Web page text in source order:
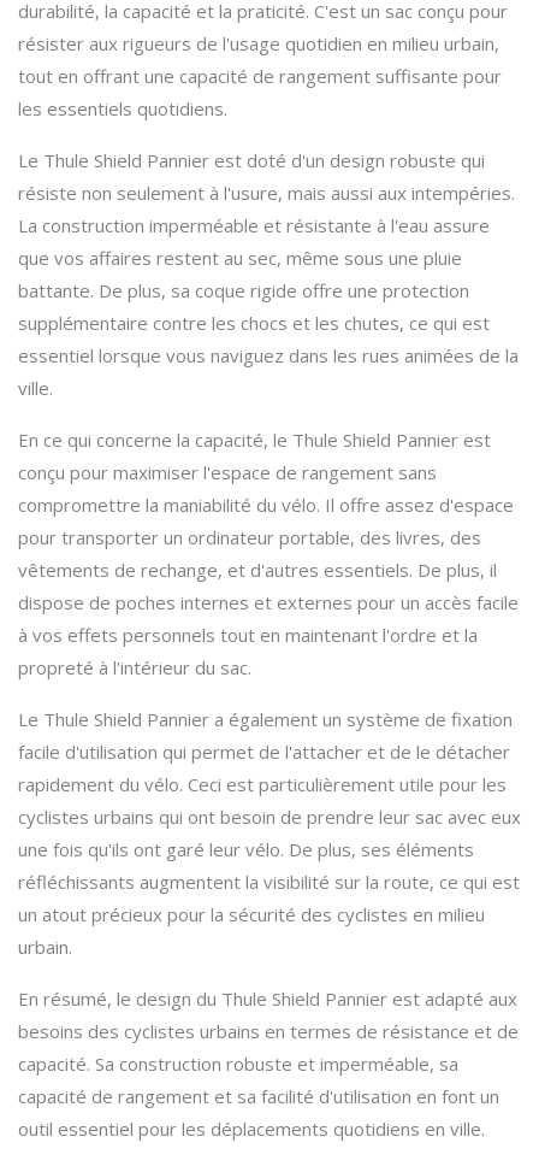
durabilité, la capacité et la praticité. C'est un sac conçu pour
résister aux rigueurs de l'usage quotidien en milieu urbain,
tout en offrant une capacité de rangement suffisante pour
les essentiels quotidiens.
Le Thule Shield Pannier est doté d'un design robuste qui
résiste non seulement à l'usure, mais aussi aux intempéries.
La construction imperméable et résistante à l'eau assure
que vos affaires restent au sec, même sous une pluie
battante. De plus, sa coque rigide offre une protection
supplémentaire contre les chocs et les chutes, ce qui est
essentiel lorsque vous naviguez dans les rues animées de la
ville.
En ce qui concerne la capacité, le Thule Shield Pannier est
conçu pour maximiser l'espace de rangement sans
compromettre la maniabilité du vélo. Il offre assez d'espace
pour transporter un ordinateur portable, des livres, des
vêtements de rechange, et d'autres essentiels. De plus, il
dispose de poches internes et externes pour un accès facile
à vos effets personnels tout en maintenant l'ordre et la
propreté à l'intérieur du sac.
Le Thule Shield Pannier a également un système de fixation
facile d'utilisation qui permet de l'attacher et de le détacher
rapidement du vélo. Ceci est particulièrement utile pour les
cyclistes urbains qui ont besoin de prendre leur sac avec eux
une fois qu'ils ont garé leur vélo. De plus, ses éléments
réfléchissants augmentent la visibilité sur la route, ce qui est
un atout précieux pour la sécurité des cyclistes en milieu
urbain.
En résumé, le design du Thule Shield Pannier est adapté aux
besoins des cyclistes urbains en termes de résistance et de
capacité. Sa construction robuste et imperméable, sa
capacité de rangement et sa facilité d'utilisation en font un
outil essentiel pour les déplacements quotidiens en ville.